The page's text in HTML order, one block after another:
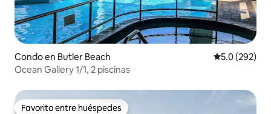
Condo en Butler Beach Calificación
5.0 (292)
Ocean Gallery 1/1, 2 piscinas
Favorito entre huéspedes